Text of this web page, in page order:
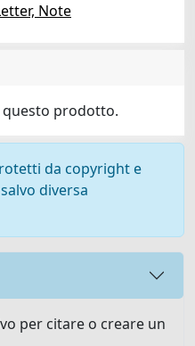
Note
questo prodotto.
da copyright e
diversa
per citare o creare un